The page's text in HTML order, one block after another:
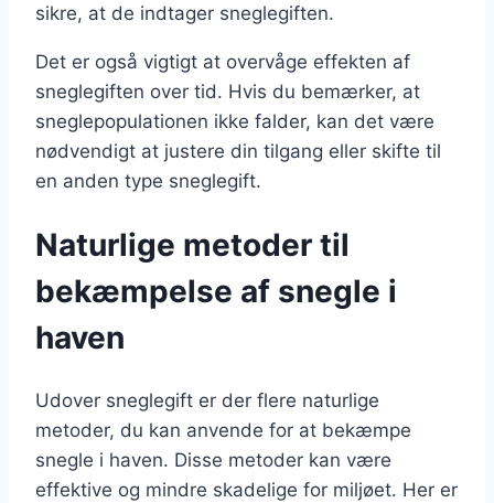
sikre, at de indtager sneglegiften.
Det er også vigtigt at overvåge effekten af
sneglegiften over tid. Hvis du bemærker, at
sneglepopulationen ikke falder, kan det være
nødvendigt at justere din tilgang eller skifte til
en anden type sneglegift.
Naturlige metoder til
bekæmpelse af snegle i
haven
Udover sneglegift er der flere naturlige
metoder, du kan anvende for at bekæmpe
snegle i haven. Disse metoder kan være
effektive og mindre skadelige for miljøet. Her er